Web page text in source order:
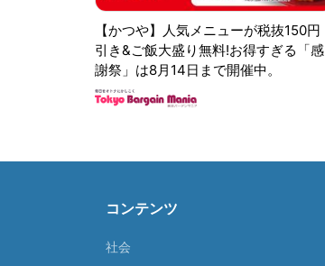
【かつや】人気メニューが税抜150円
引き&ご飯大盛り無料!お得すぎる「感
謝祭」は8月14日まで開催中。
コンテンツ
社会